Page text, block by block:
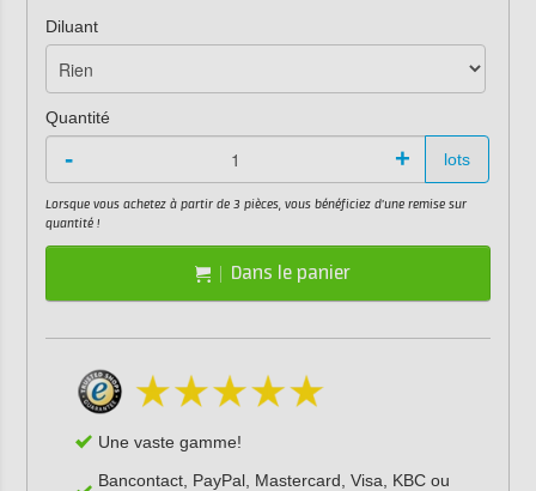
Diluant
Quantité
- + lots
Lorsque vous achetez à partir de 3 pièces, vous bénéficiez d'une remise sur
quantité !
Dans le panier
Une vaste gamme!
Bancontact, PayPal, Mastercard, Visa, KBC ou